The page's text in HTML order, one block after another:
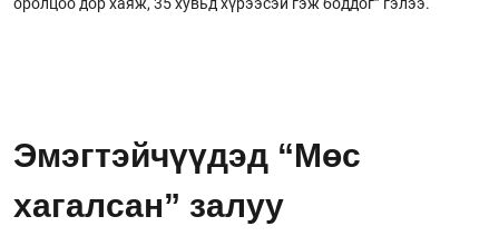
Эмэгтэйчүүдэд “Мөс
хагалсан” залуу